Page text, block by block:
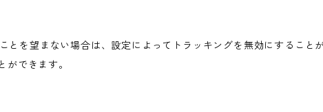
とを望まない場合は、設定によってトラッキングを無効にするこ
できます。